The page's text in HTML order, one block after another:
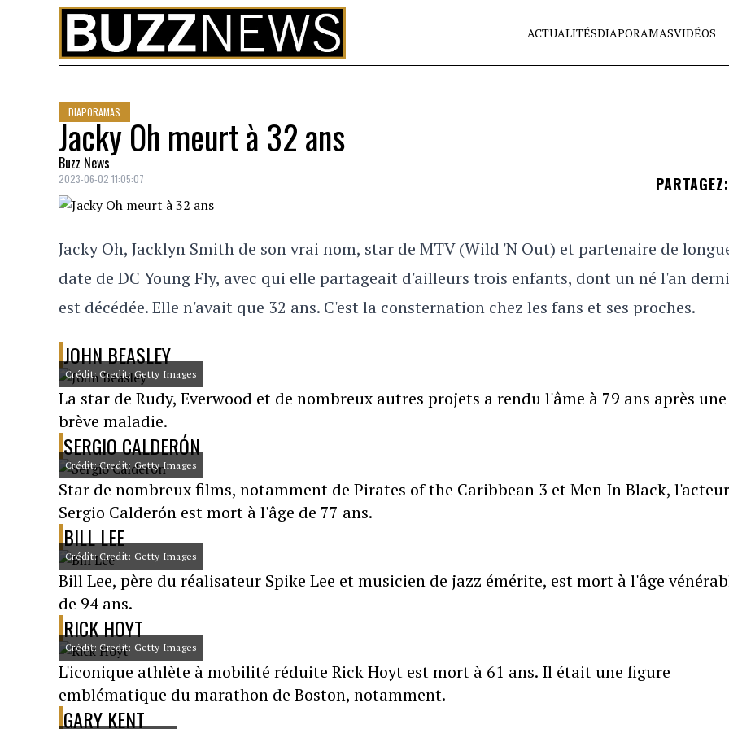
Skip to content
ACTUALITÉSDIAPORAMASVIDÉOS
DIAPORAMAS
Jacky Oh meurt à 32 ans
Buzz News
2023-06-02 11:05:07 PARTAGEZ:
Jacky Oh, Jacklyn Smith de son vrai nom, star de MTV (Wild 'N Out) et partenaire de
date de DC Young Fly, avec qui elle partageait d'ailleurs trois enfants, dont un né l'an
est décédée. Elle n'avait que 32 ans. C'est la consternation chez les fans et ses proches.
JOHN BEASLEY
Crédit: Credit: Getty Images
La star de Rudy, Everwood et de nombreux autres projets a rendu l'âme à 79 ans après une
brève maladie.
SERGIO CALDERÓN
Crédit: Credit: Getty Images
Star de nombreux films, notamment de Pirates of the Caribbean 3 et Men In Black, l'acteur
Sergio Calderón est mort à l'âge de 77 ans.
BILL LEE
Crédit: Credit: Getty Images
Bill Lee, père du réalisateur Spike Lee et musicien de jazz émérite, est mort à l'âge
de 94 ans.
RICK HOYT
Crédit: Credit: Getty Images
L'iconique athlète à mobilité réduite Rick Hoyt est mort à 61 ans. Il était une figure
emblématique du marathon de Boston, notamment.
GARY KENT